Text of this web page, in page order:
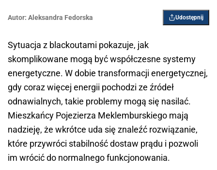
Autor: Aleksandra Fedorska Udostępnij
Sytuacja z blackoutami pokazuje, jak
skomplikowane mogą być współczesne systemy
energetyczne. W dobie transformacji energetycznej,
gdy coraz więcej energii pochodzi ze źródeł
odnawialnych, takie problemy mogą się nasilać.
Mieszkańcy Pojezierza Meklemburskiego mają
nadzieję, że wkrótce uda się znaleźć rozwiązanie,
które przywróci stabilność dostaw prądu i pozwoli
im wrócić do normalnego funkcjonowania.